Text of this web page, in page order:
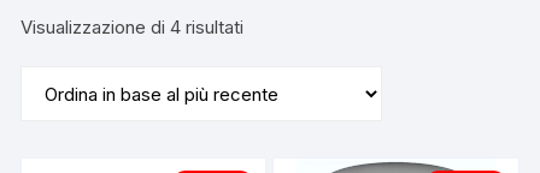
Visualizzazione di 4 risultati
base